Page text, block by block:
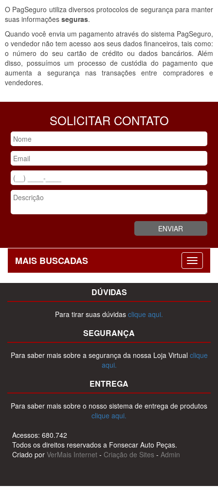
O PagSeguro utiliza diversos protocolos de segurança para manter
suas informações seguras.
Quando você envia um pagamento através do sistema PagSeguro,
o vendedor não tem acesso aos seus dados financeiros, tais como:
o número do seu cartão de crédito ou dados bancários. Além
disso, possuímos um processo de custódia do pagamento que
aumenta a segurança nas transações entre compradores e
vendedores.
SOLICITAR CONTATO
MAIS BUSCADAS
DÚVIDAS
Para tirar suas dúvidas clique aqui.
SEGURANÇA
Para saber mais sobre a segurança da nossa Loja Virtual clique
aqui.
ENTREGA
Para saber mais sobre o nosso sistema de entrega de produtos
clique aqui.
Acessos: 680.742
Todos os direitos reservados a Fonsecar Auto Peças.
Criado por VerMais Internet - Criação de Sites - Admin